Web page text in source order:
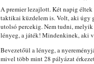
A premier lezajlott. Két napig éltek
taktikai küzdelem is. Volt, aki úgy
utolsó percekig. Nem tudni,
lényeg, a játék! Mindenkinek, aki
Bevezetőül a lényeg, a
mivel több mint 28 pályázat